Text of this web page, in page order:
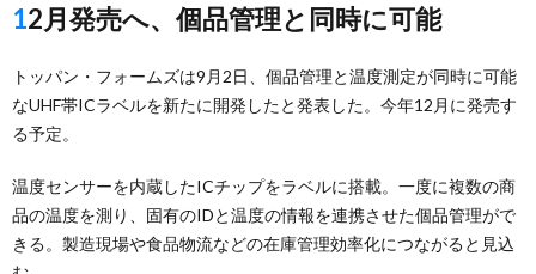
12月発売へ、個品管理と同時に可能
トッパン・フォームズは9月2日、個品管理と温度測定が同時に可能
なUHF帯ICラベルを新たに開発したと発表した。今年12月に発売す
る予定。
温度センサーを内蔵したICチップをラベルに搭載。一度に複数の商
品の温度を測り、固有のIDと温度の情報を連携させた個品管理がで
きる。製造現場や食品物流などの在庫管理効率化につながると見込